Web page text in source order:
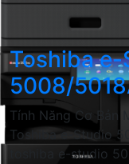
Toshiba
5008/
Tính Năng Cơ Bản
Toshiba e-Studio
toshiba e-studio